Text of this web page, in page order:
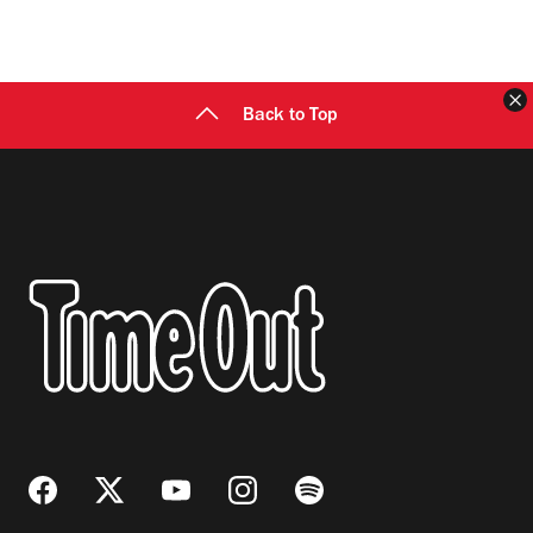
Back to Top